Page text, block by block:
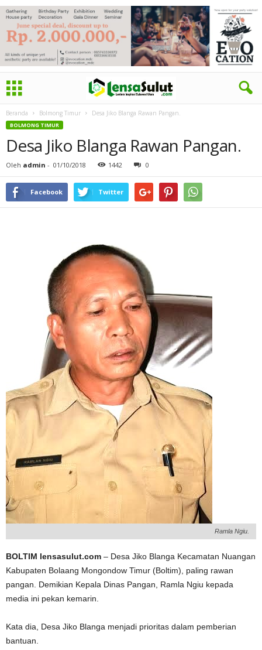
Beranda Bolmong Timur Desa Jiko Blanga Rawan Pangan.
BOLMONG TIMUR
Desa Jiko Blanga Rawan Pangan.
Oleh admin - 01/10/2018 1442 0
Facebook Twitter
Ramla Ngiu.
BOLTIM lensasulut.com – Desa Jiko Blanga Kecamatan Nuangan
Kabupaten Bolaang Mongondow Timur (Boltim), paling rawan
pangan. Demikian Kepala Dinas Pangan, Ramla Ngiu kepada
media ini pekan kemarin.
Kata dia, Desa Jiko Blanga menjadi prioritas dalam pemberian
bantuan.